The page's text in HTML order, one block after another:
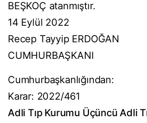
BEŞKOÇ atanmıştır.
14 Eylül 2022
Recep Tayyip ERDOĞAN
CUMHURBAŞKANI
Cumhurbaşkanlığından:
Karar: 2022/461
Adli Tıp Kurumu Üçüncü Adli